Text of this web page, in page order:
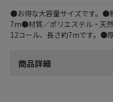
●お得な大容量サイズです。●
7m●材質／ポリエステル・天
12コール、長さ約7mです。●
商品詳細